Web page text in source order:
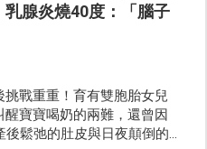
腺炎燒40度：「腦子
戰重重！育有雙胞胎女兒
寶寶喝奶的兩難，還曾因
鬆弛的肚皮與日夜顛倒的